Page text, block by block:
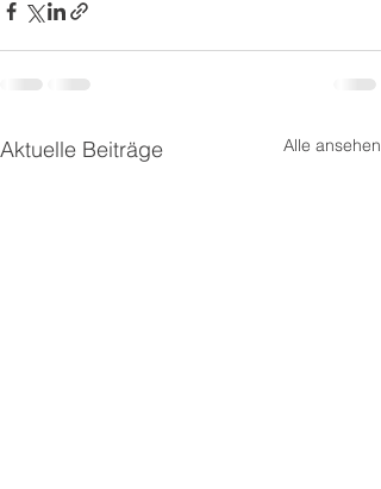
Aktuelle Beiträge Alle ansehen